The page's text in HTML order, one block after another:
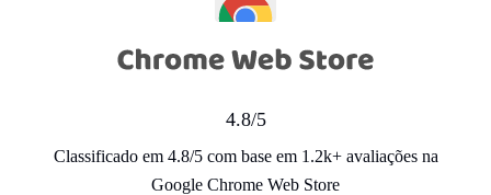
4.8/5
Classificado em 4.8/5 com base em 1.2k+ avaliações na
Google Chrome Web Store